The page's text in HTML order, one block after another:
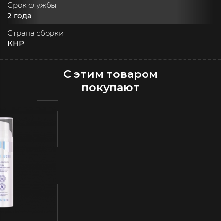
Срок службы
2 года
Страна сборки
КНР
С этим товаром
покупают